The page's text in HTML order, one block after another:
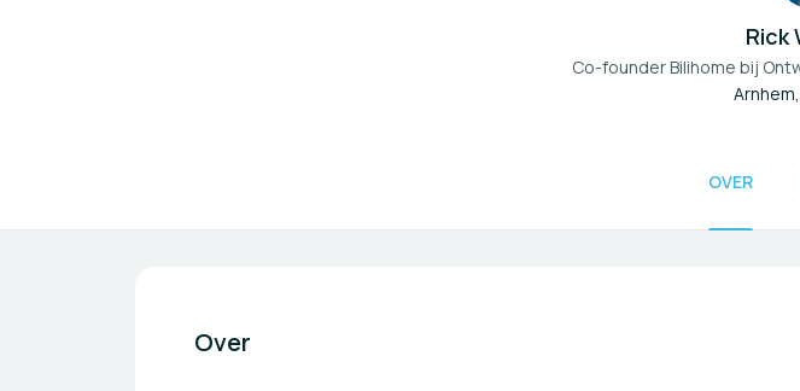
Rick
Co-founder Bilihome bij
OVER
Over